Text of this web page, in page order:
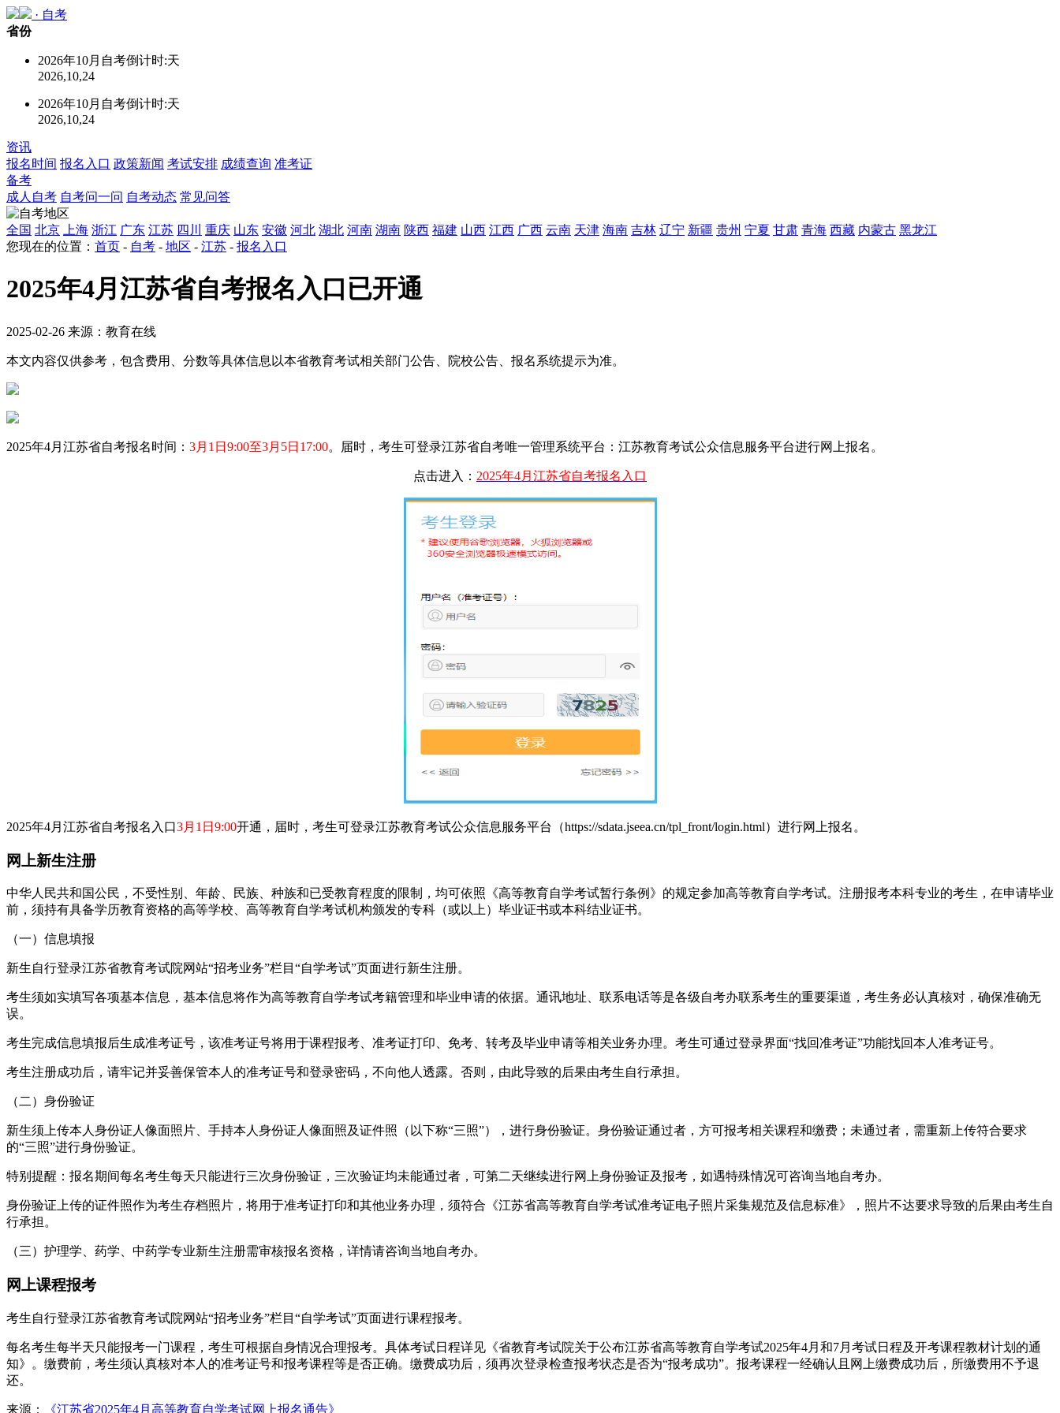
· 自考
省份
2026年10月自考倒计时:天
2026,10,24
2026年10月自考倒计时:天
2026,10,24
资讯
报名时间 报名入口 政策新闻 考试安排 成绩查询 准考证
备考
成人自考 自考问一问 自考动态 常见问答
全国 北京 上海 浙江 广东 江苏 四川 重庆 山东 安徽 河北 湖北 河南 湖南 陕西 福建 山西 江西 广西 云南 天津 海南 吉林 辽宁 新疆 贵州 宁夏 甘肃 青海 西藏 内蒙古 黑龙江
您现在的位置： 首页 - 自考 - 地区 - 江苏 - 报名入口
2025年4月江苏省自考报名入口已开通
2025-02-26 来源：教育在线
本文内容仅供参考，包含费用、分数等具体信息以本省教育考试相关部门公告、院校公告、报名系统提示为准。
2025年4月江苏省自考报名时间： 3月1日9:00至3月5日17:00。届时，考生可登录江苏省自考唯一管理系统平台：江苏教育考试公众信息服务平台进行网上报名。
点击进入： 2025年4月江苏省自考报名入口
2025年4月江苏省自考报名入口3月1日9:00开通，届时，考生可登录江苏教育考试公众信息服务平台（https://sdata.jseea.cn/tpl_front/login.html）进行网上报名。
网上新生注册
中华人民共和国公民，不受性别、年龄、民族、种族和已受教育程度的限制，均可依照《高等教育自学考试暂行条例》的规定参加高等教育自学考试。注册报考本科专业的考生，在申请毕业
前，须持有具备学历教育资格的高等学校、高等教育自学考试机构颁发的专科（或以上）毕业证书或本科结业证书。
（一）信息填报
新生自行登录江苏省教育考试院网站“招考业务”栏目“自学考试”页面进行新生注册。
考生须如实填写各项基本信息，基本信息将作为高等教育自学考试考籍管理和毕业申请的依据。通讯地址、联系电话等是各级自考办联系考生的重要渠道，考生务必认真核对，确保准确无
误。
考生完成信息填报后生成准考证号，该准考证号将用于课程报考、准考证打印、免考、转考及毕业申请等相关业务办理。考生可通过登录界面“找回准考证”功能找回本人准考证号。
考生注册成功后，请牢记并妥善保管本人的准考证号和登录密码，不向他人透露。否则，由此导致的后果由考生自行承担。
（二）身份验证
新生须上传本人身份证人像面照片、手持本人身份证人像面照及证件照（以下称“三照”），进行身份验证。身份验证通过者，方可报考相关课程和缴费；未通过者，需重新上传符合要求
的“三照”进行身份验证。
特别提醒：报名期间每名考生每天只能进行三次身份验证，三次验证均未能通过者，可第二天继续进行网上身份验证及报考，如遇特殊情况可咨询当地自考办。
身份验证上传的证件照作为考生存档照片，将用于准考证打印和其他业务办理，须符合《江苏省高等教育自学考试准考证电子照片采集规范及信息标准》，照片不达要求导致的后果由考生自
行承担。
（三）护理学、药学、中药学专业新生注册需审核报名资格，详情请咨询当地自考办。
网上课程报考
考生自行登录江苏省教育考试院网站“招考业务”栏目“自学考试”页面进行课程报考。
每名考生每半天只能报考一门课程，考生可根据自身情况合理报考。具体考试日程详见《省教育考试院关于公布江苏省高等教育自学考试2025年4月和7月考试日程及开考课程教材计划的通
知》。缴费前，考生须认真核对本人的准考证号和报考课程等是否正确。缴费成功后，须再次登录检查报考状态是否为“报考成功”。报考课程一经确认且网上缴费成功后，所缴费用不予退
还。
来源： 《江苏省2025年4月高等教育自学考试网上报名通告》